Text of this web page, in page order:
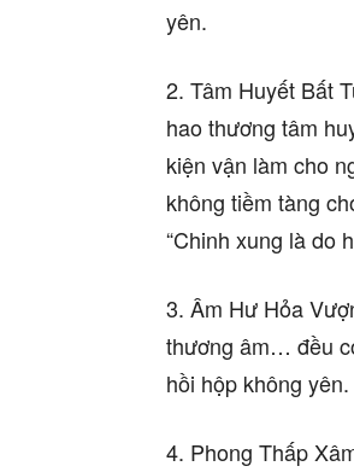
yên.
2. Tâm Huyết Bất
hao thương tâm
kiện vận làm cho
không tiềm tàng
“Chinh xung là do
3. Âm Hư Hỏa
thương âm… đều
hồi hộp không yên.
4. Phong Thấp